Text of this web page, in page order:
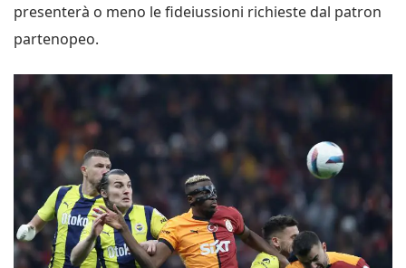
presenterà o meno le fideiussioni richieste dal patron
partenopeo.